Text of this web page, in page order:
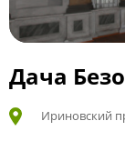
Дача
Ириновский